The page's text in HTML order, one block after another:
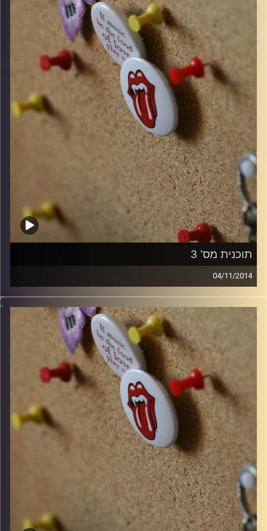
włodi
תוכנית מס' 3
04/11/2014
קלאסיקות רוק עם אורן הוף.
włodi